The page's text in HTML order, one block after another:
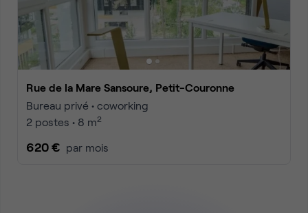
Rue de la Mare Sansoure, Petit-Couronne
Bureau privé • coworking
2 postes • 8 m2
620 € par mois